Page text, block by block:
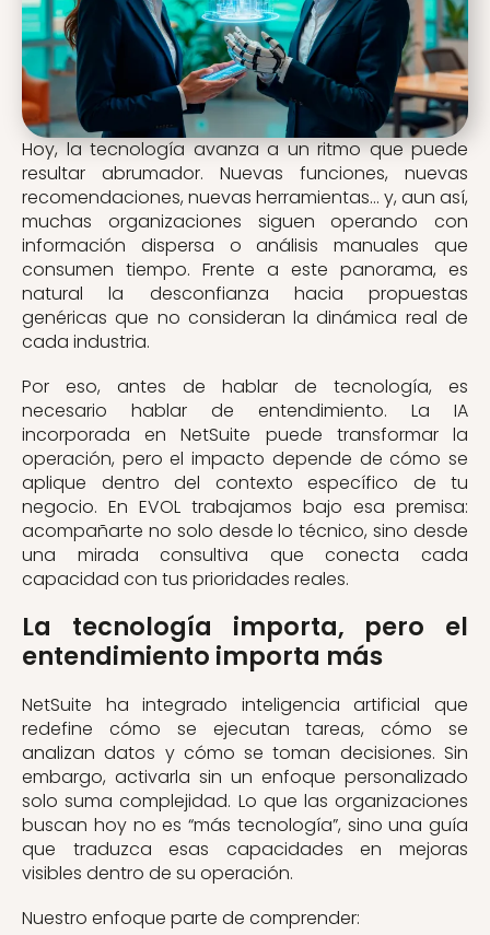
Hoy, la tecnología avanza a un ritmo que puede
resultar abrumador. Nuevas funciones, nuevas
recomendaciones, nuevas herramientas… y, aun así,
muchas organizaciones siguen operando con
información dispersa o análisis manuales que
consumen tiempo. Frente a este panorama, es
natural la desconfianza hacia propuestas
genéricas que no consideran la dinámica real de
cada industria.
Por eso, antes de hablar de tecnología, es
necesario hablar de entendimiento. La IA
incorporada en NetSuite puede transformar la
operación, pero el impacto depende de cómo se
aplique dentro del contexto específico de tu
negocio. En EVOL trabajamos bajo esa premisa:
acompañarte no solo desde lo técnico, sino desde
una mirada consultiva que conecta cada
capacidad con tus prioridades reales.
La tecnología importa, pero el
entendimiento importa más
NetSuite ha integrado inteligencia artificial que
redefine cómo se ejecutan tareas, cómo se
analizan datos y cómo se toman decisiones. Sin
embargo, activarla sin un enfoque personalizado
solo suma complejidad. Lo que las organizaciones
buscan hoy no es “más tecnología”, sino una guía
que traduzca esas capacidades en mejoras
visibles dentro de su operación.
Nuestro enfoque parte de comprender: